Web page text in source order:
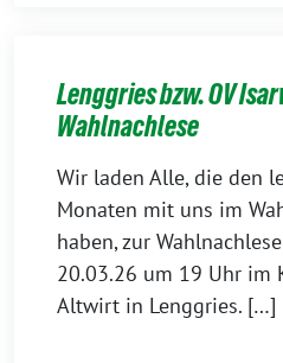
Lenggries bzw. OV
Wahlnachlese
Wir laden Alle, die den
Monaten mit uns im
haben, zur
20.03.26 um 19 Uhr im
Altwirt in Lenggries. […]